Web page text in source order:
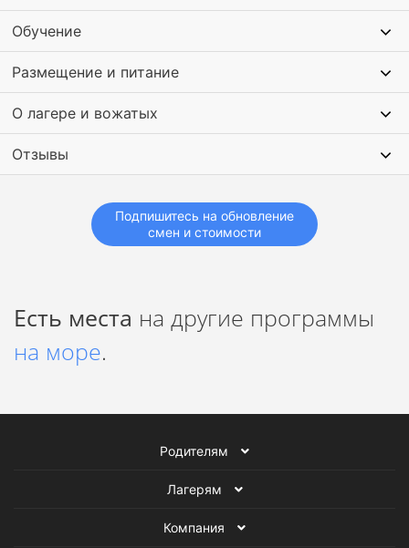
Обучение
Размещение и питание
О лагере и вожатых
Отзывы
Подпишитесь на обновление
смен и стоимости
Есть места на другие программы
на море.
Родителям
Лагерям
Компания